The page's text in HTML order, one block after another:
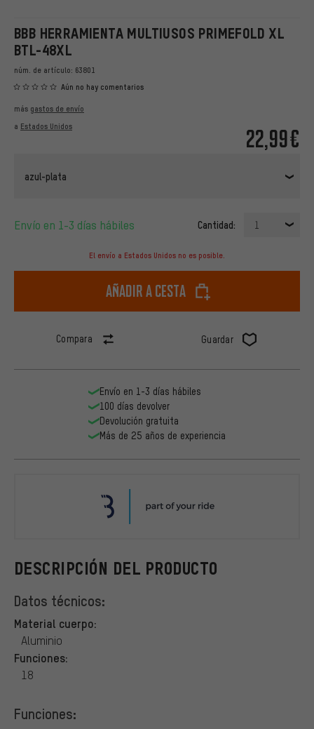
BBB HERRAMIENTA MULTIUSOS PRIMEFOLD XL
BTL-48XL
núm. de artículo: 63801
Aún no hay comentarios
22,99€
más gastos de envío
a Estados Unidos
azul-plata
Envío en 1-3 días hábiles Cantidad: 1
El envío a Estados Unidos no es posible.
Añadir a cesta
Compara Guardar
DESCRIPCIÓN DEL PRODUCTO
Datos técnicos:
Material cuerpo:
Aluminio
Funciones:
18
Funciones:
Envío en 1-3 días hábiles
100 días devolver
Devolución gratuita
Más de 25 años de experiencia